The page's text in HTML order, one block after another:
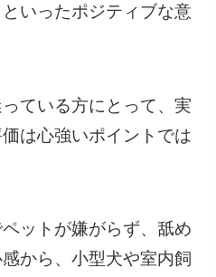
いったポジティブな意
ている方にとって、実
は心強いポイントでは
ットが嫌がらず、舐め
から、小型犬や室内飼